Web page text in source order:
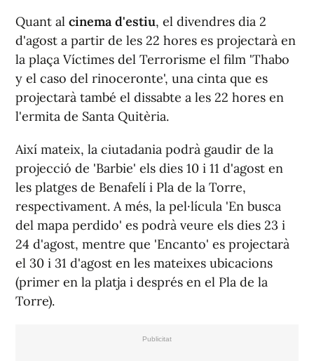
Quant al cinema d'estiu, el divendres dia 2
d'agost a partir de les 22 hores es projectarà en
la plaça Víctimes del Terrorisme el film 'Thabo
y el caso del rinoceronte', una cinta que es
projectarà també el dissabte a les 22 hores en
l'ermita de Santa Quitèria.
Així mateix, la ciutadania podrà gaudir de la
projecció de 'Barbie' els dies 10 i 11 d'agost en
les platges de Benafelí i Pla de la Torre,
respectivament. A més, la pel·lícula 'En busca
del mapa perdido' es podrà veure els dies 23 i
24 d'agost, mentre que 'Encanto' es projectarà
el 30 i 31 d'agost en les mateixes ubicacions
(primer en la platja i després en el Pla de la
Torre).